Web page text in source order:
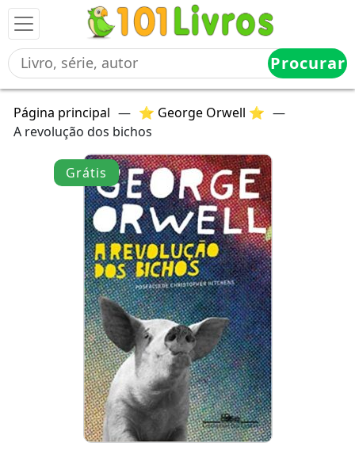
Procurar
Página principal — ⭐ George Orwell ⭐ —
A revolução dos bichos
Grátis